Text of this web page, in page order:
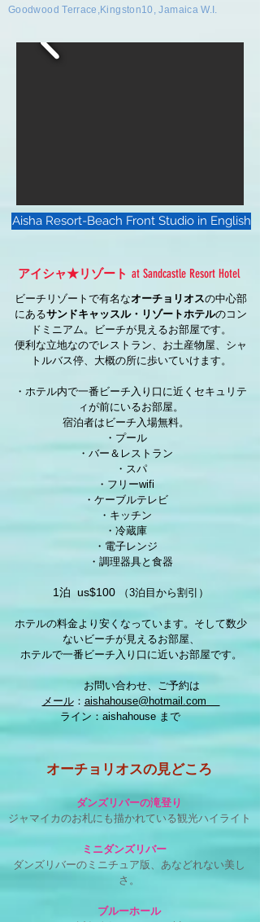
Goodwood Terrace,Kingston10, Jamaica W.I.
Aisha Resort-Beach Front Studio in English
アイシャ★リゾート at Sandcastle Resort Hotel
ビーチリゾートで有名なオーチョリオスの中心部
にあるサンドキャッスル・リゾートホテルのコン
ドミニアム。
ビーチが見えるお部屋です。
便利な立地なのでレストラン、お土産物屋、シャ
トルバス停、大概の所に歩いていけます。
・ホテル内で一番ビーチ入り口に近くセキュリテ
ィが前にいるお部屋。
宿泊者はビーチ入場無料。
・プール
・バー＆レストラン
・スパ
・フリーwifi
・ケーブルテレビ
・キッチン
・冷蔵庫
・電子レンジ
・調理器具と食器
1泊 us$100 （3泊目から割引）​
ホテルの料金より安くなっています。そして数少
ないビーチが見えるお部屋、
ホテルで一番ビーチ入り口に近いお部屋です。
お問い合わせ、ご予約は
メール： aishahouse@hotmail.com
ライン：aishahouse まで
オーチョリオスの見どころ
ダンズリバーの滝登り
ジャマイカのお札にも描かれている観光ハイライト
ミニダンズリバー
ダンズリバーのミニチュア版、あなどれない美し
さ。​
ブルーホール